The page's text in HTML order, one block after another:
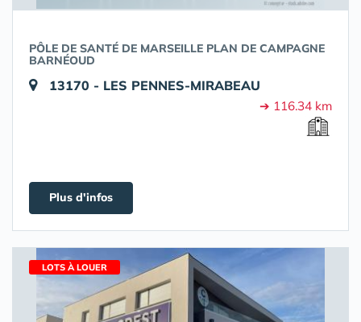
PÔLE DE SANTÉ DE MARSEILLE PLAN DE CAMPAGNE
BARNÉOUD
13170 - LES PENNES-MIRABEAU
➔ 116.34 km
Plus d'infos
LOTS À LOUER